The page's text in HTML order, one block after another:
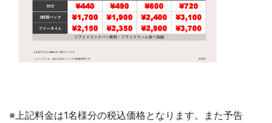
※上記料金は1名様分の税込価格となります。また予告